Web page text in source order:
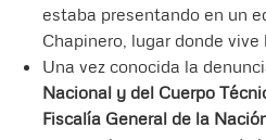
estaba presentando en un
Chapinero, lugar donde
Una vez conocida la
Nacional y del Cuerpo
Fiscalía General de la